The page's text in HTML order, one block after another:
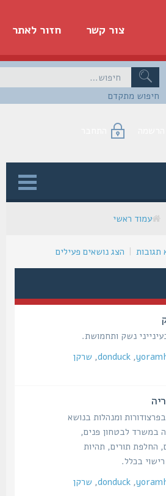
חזור לאתר צור קשר
מתקדם
התחבר
עמוד ראשי
| הצג נושאים פעילים
נשק ותחמושת.
,
donduck
,שרקן
ומנהלות בנושא
לבטחון פנים,
תורים, תהיות
בכלל.
,
donduck
,שרקן